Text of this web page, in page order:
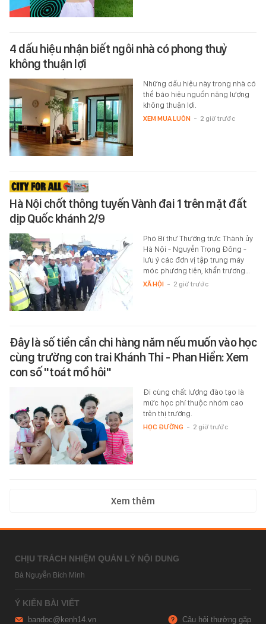
4 dấu hiệu nhận biết ngôi nhà có phong thuỷ
không thuận lợi
Những dấu hiệu này trong nhà có
thể báo hiệu nguồn năng lượng
không thuận lợi.
XEM MUA LUÔN - 2 giờ trước
Hà Nội chốt thông tuyến Vành đai 1 trên mặt đất
dịp Quốc khánh 2/9
Phó Bí thư Thường trực Thành ủy
Hà Nội - Nguyễn Trọng Đông -
lưu ý các đơn vị tập trung máy
móc phương tiện, khẩn trương…
XÃ HỘI - 2 giờ trước
Đây là số tiền cần chi hàng năm nếu muốn vào học
cùng trường con trai Khánh Thi - Phan Hiển: Xem
con số "toát mồ hôi"
Đi cùng chất lượng đào tạo là
mức học phí thuộc nhóm cao
trên thị trường.
HỌC ĐƯỜNG - 2 giờ trước
Xem thêm
CHỊU TRÁCH NHIỆM QUẢN LÝ NỘI DUNG
Bà Nguyễn Bích Minh
Ý KIẾN BÀI VIẾT
bandoc@kenh14.vn Câu hỏi thường gặp